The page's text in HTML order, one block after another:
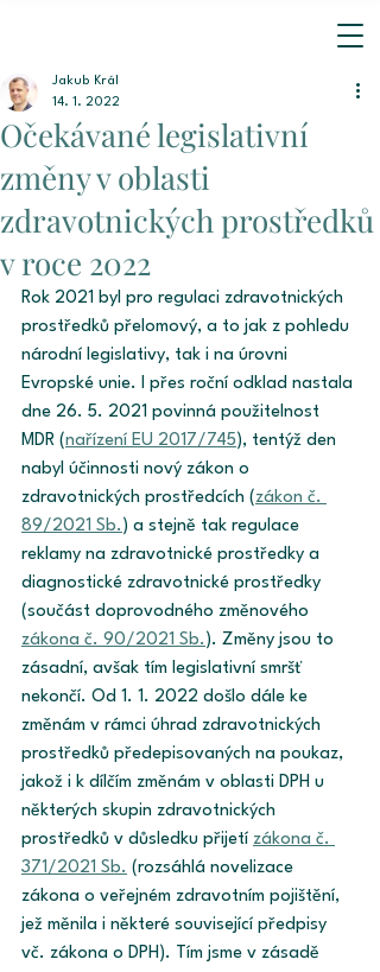
Očekávané legislativní
změny v oblasti
zdravotnických prostředků
v roce 2022
Jakub Král
14. 1. 2022
Rok 2021 byl pro regulaci zdravotnických
prostředků přelomový, a to jak z pohledu
národní legislativy, tak i na úrovni
Evropské unie. I přes roční odklad nastala
dne 26. 5. 2021 povinná použitelnost
MDR (nařízení EU 2017/745 ), tentýž den
nabyl účinnosti nový zákon o
zdravotnických prostředcích (zákon č.
89/2021 Sb. ) a stejně tak regulace
reklamy na zdravotnické prostředky a
diagnostické zdravotnické prostředky
(součást doprovodného změnového
zákona č. 90/2021 Sb. ). Změny jsou to
zásadní, avšak tím legislativní smršť
nekončí. Od 1. 1. 2022 došlo dále ke
změnám v rámci úhrad zdravotnických
prostředků předepisovaných na poukaz,
jakož i k dílčím změnám v oblasti DPH u
některých skupin zdravotnických
prostředků v důsledku přijetí zákona č.
371/2021 Sb. (rozsáhlá novelizace
zákona o veřejném zdravotním pojištění,
jež měnila i některé související předpisy
vč. zákona o DPH). Tím jsme v zásadě